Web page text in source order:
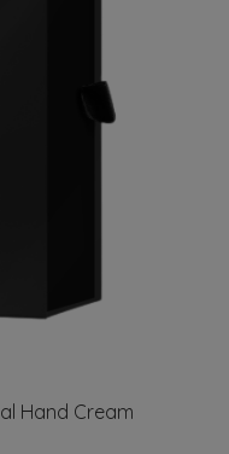
Hand Cream